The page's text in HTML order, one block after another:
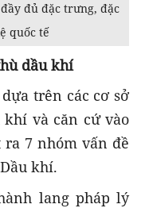
đủ đặc trưng, đặc
quốc tế
dầu khí
trên các cơ sở
và căn cứ vào
7 nhóm vấn đề
khí.
lang pháp lý